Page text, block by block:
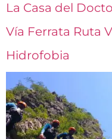
La Casa del
Vía Ferrata Ruta
Hidrofobia